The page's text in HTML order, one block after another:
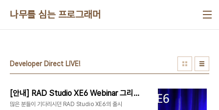
나무를 심는 프로그래머
Developer Direct LIVE!
[안내] RAD Studio XE6 Webinar 그리고 Developer Direct LIVE! 2014 in Seoul(4/24)
많은 분들이 기다리시던 RAD Studio XE6의 출시